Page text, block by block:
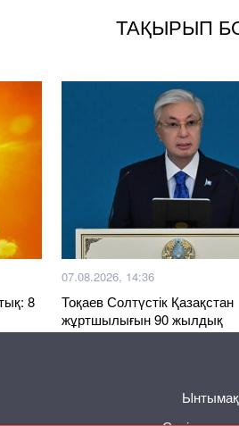
ТАҚЫРЫП
8
07.08.2026, 14:36
Тоқаев Солтүстік Қазақстан
жұртшылығын 90 жылдық
мерейтоймен құттықтады